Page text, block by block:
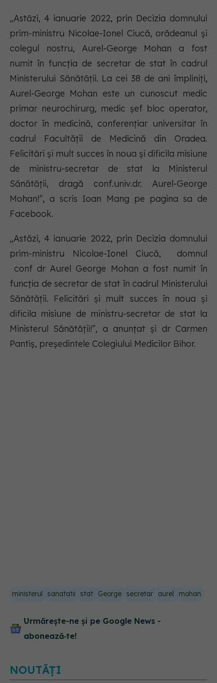
„Astăzi, 4 ianuarie 2022, prin Decizia domnului
prim-ministru Nicolae-Ionel Ciucă, orădeanul și
colegul nostru, Aurel-George Mohan a fost
numit în funcția de secretar de stat în cadrul
Ministerului Sănătății. La cei 38 de ani împliniți,
Aurel-George Mohan este un cunoscut medic
primar neurochirurg, medic șef bloc operator,
doctor în medicină, conferențiar universitar în
cadrul Facultății de Medicină din Oradea.
Felicitări și mult succes în noua și dificila misiune
de ministru-secretar de stat la Ministerul
Sănătății, dragă conf.univ.dr. Aurel-George
Mohan!”, a scris Ioan Mang pe pagina sa de
Facebook.
„Astăzi, 4 ianuarie 2022, prin Decizia domnului
prim-ministru Nicolae-Ionel Ciucă, domnul
conf dr Aurel George Mohan a fost numit în
funcția de secretar de stat în cadrul Ministerului
Sănătății. Felicitări și mult succes în noua și
dificila misiune de ministru-secretar de stat la
Ministerul Sănătății!”, a anunțat și dr Carmen
Pantiș, președintele Colegiului Medicilor Bihor.
ministerul sanatatii stat George secretar aurel mohan
Urmărește-ne și pe Google News -
abonează‑te!
NOUTĂȚI